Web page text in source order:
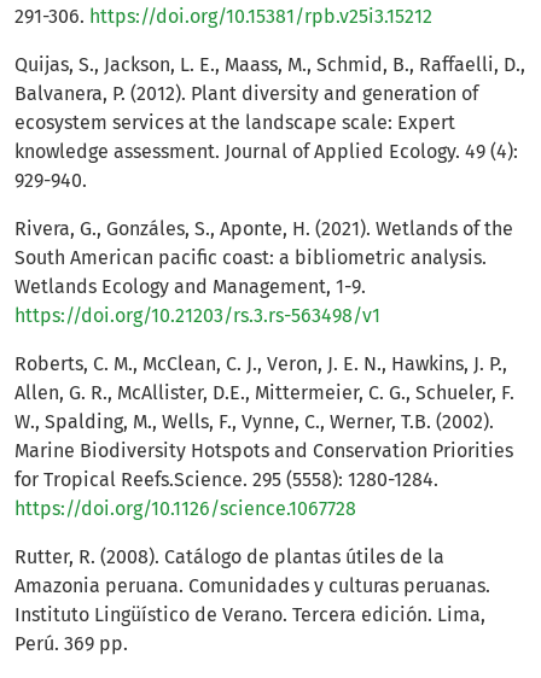
291-306. https://doi.org/10.15381/rpb.v25i3.15212
Quijas, S., Jackson, L. E., Maass, M., Schmid, B., Raffaelli, D.,
Balvanera, P. (2012). Plant diversity and generation of
ecosystem services at the landscape scale: Expert
knowledge assessment. Journal of Applied Ecology. 49 (4):
929-940.
Rivera, G., Gonzáles, S., Aponte, H. (2021). Wetlands of the
South American pacific coast: a bibliometric analysis.
Wetlands Ecology and Management, 1-9.
https://doi.org/10.21203/rs.3.rs-563498/v1
Roberts, C. M., McClean, C. J., Veron, J. E. N., Hawkins, J. P.,
Allen, G. R., McAllister, D.E., Mittermeier, C. G., Schueler, F.
W., Spalding, M., Wells, F., Vynne, C., Werner, T.B. (2002).
Marine Biodiversity Hotspots and Conservation Priorities
for Tropical Reefs.Science. 295 (5558): 1280-1284.
https://doi.org/10.1126/science.1067728
Rutter, R. (2008). Catálogo de plantas útiles de la
Amazonia peruana. Comunidades y culturas peruanas.
Instituto Lingüístico de Verano. Tercera edición. Lima,
Perú. 369 pp.